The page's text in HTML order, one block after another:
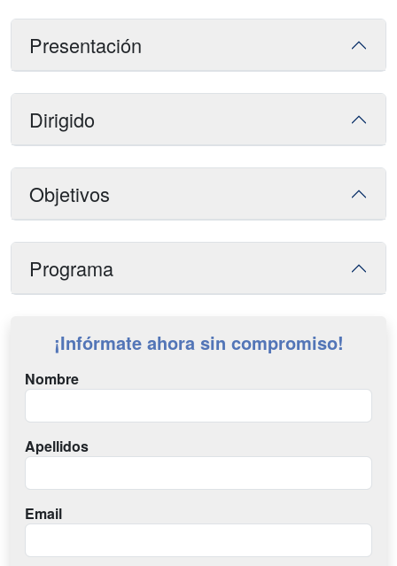
Presentación
Dirigido
Objetivos
Programa
¡Infórmate ahora sin compromiso!
Nombre
Apellidos
Email